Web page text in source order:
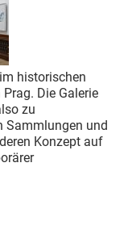
historischen
Die Galerie
zu
Sammlungen und
Konzept auf